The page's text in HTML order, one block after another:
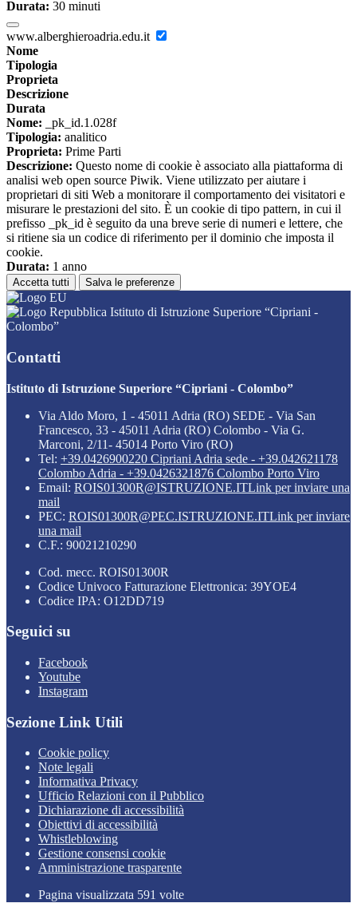
Durata: 30 minuti
www.alberghieroadria.edu.it
Nome
Tipologia
Proprieta
Descrizione
Durata
Nome: _pk_id.1.028f
Tipologia: analitico
Proprieta: Prime Parti
Descrizione: Questo nome di cookie è associato alla piattaforma di
analisi web open source Piwik. Viene utilizzato per aiutare i
proprietari di siti Web a monitorare il comportamento dei visitatori e
misurare le prestazioni del sito. È un cookie di tipo pattern, in cui il
prefisso _pk_id è seguito da una breve serie di numeri e lettere, che
si ritiene sia un codice di riferimento per il dominio che imposta il
cookie.
Durata: 1 anno
Accetta tutti Salva le preferenze
Istituto di Istruzione Superiore “Cipriani -
Colombo”
Contatti
Istituto di Istruzione Superiore “Cipriani - Colombo”
Via Aldo Moro, 1 - 45011 Adria (RO) SEDE - Via San
Francesco, 33 - 45011 Adria (RO) Colombo - Via G.
Marconi, 2/11- 45014 Porto Viro (RO)
Tel: +39.0426900220 Cipriani Adria sede - +39.042621178
Colombo Adria - +39.0426321876 Colombo Porto Viro
Email: ROIS01300R@ISTRUZIONE.ITLink per inviare una
mail
PEC: ROIS01300R@PEC.ISTRUZIONE.ITLink per inviare
una mail
C.F.: 90021210290
Cod. mecc. ROIS01300R
Codice Univoco Fatturazione Elettronica: 39YOE4
Codice IPA: O12DD719
Seguici su
Facebook
Youtube
Instagram
Sezione Link Utili
Cookie policy
Note legali
Informativa Privacy
Ufficio Relazioni con il Pubblico
Dichiarazione di accessibilità
Obiettivi di accessibilità
Whistleblowing
Gestione consensi cookie
Amministrazione trasparente
Pagina visualizzata 591 volte